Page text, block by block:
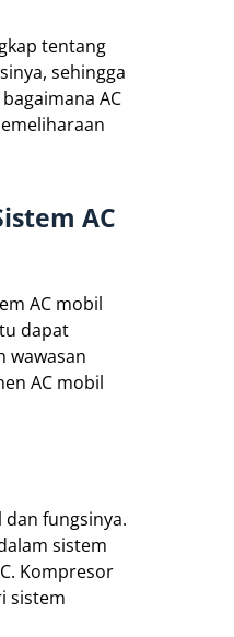
tentang
sehingga
AC
AC
AC mobil
dapat
wawasan
AC mobil
fungsinya.
sistem
Kompresor
sistem